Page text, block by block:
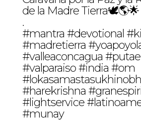
de la Madre Tierra🕊️🌎🌟
.
#mantra #devotional
#madretierra
#valleaconcagua
#valparaiso #india #om
#harekrishna
#lightservice
#munay